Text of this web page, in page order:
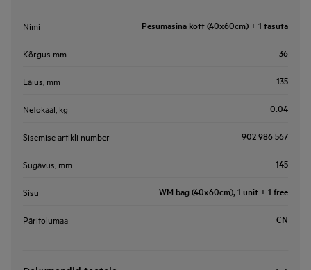
Nimi Pesumasina kott (40x60cm) + 1 tasuta
Kõrgus mm 36
Laius, mm 135
Netokaal, kg 0.04
Sisemise artikli number 902 986 567
Sügavus, mm 145
Sisu WM bag (40x60cm), 1 unit + 1 free
Päritolumaa CN